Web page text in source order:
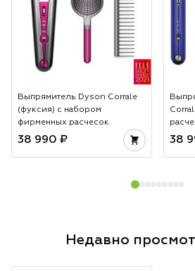
Выпрямитель Dyson Corrale
(фуксия) с набором
фирменных расчесок
38 990 ₽ 38
Недавно